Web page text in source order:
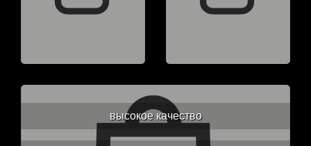
высокое качество